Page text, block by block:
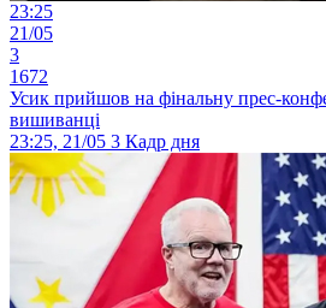
23:25
21/05
3
1672
Усик прийшов на фінальну прес-
вишиванці
23:25, 21/05 3 Кадр дня